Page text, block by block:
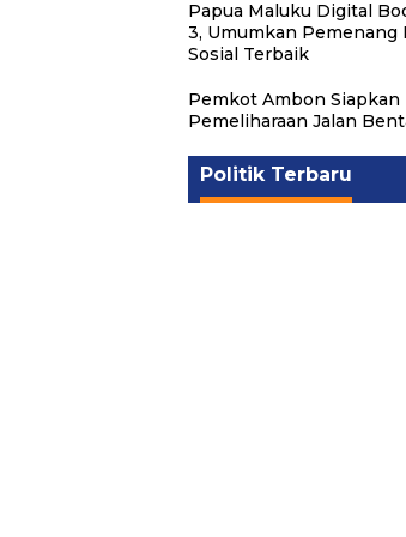
Papua Maluku Digital
3, Umumkan Pemenang
Sosial Terbaik
Pemkot Ambon Siapkan
Pemeliharaan Jalan
Politik Terbaru
Michael Wattimena
Masela Mulai
Politik | Juni 24, 2026
Hukum ESDM,
Wattimena Perkuat
Politik | Juni 24, 2026
Ratusan Warga
Pelayanan Sosial
Politik | Mei 17, 2026
PKS Targetkan
Kursi Legislatif dan
Politik | Agustus 24, 2025
Gubernur Maluku
Terus
Politik | Agustus 24, 2025